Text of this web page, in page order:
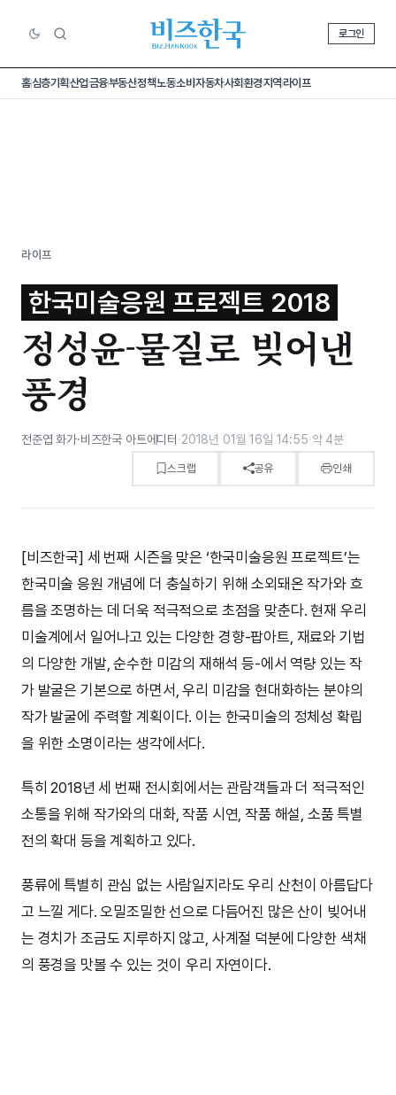
로그인
홈심층기획산업금융부동산정책노동소비 자동차사회환경지역라이프
라이프
한국미술응원 프로젝트 2018
정성윤-물질로 빚어낸
풍경
전준엽 화가·비즈한국 아트에디터 ·2018년 01월 16일 14:55·약 4분
스크랩 공유 인쇄
[비즈한국] 세 번째 시즌을 맞은 ‘한국미술응원 프로젝트’는
한국미술 응원 개념에 더 충실하기 위해 소외돼온 작가와 흐
름을 조명하는 데 더욱 적극적으로 초점을 맞춘다. 현재 우리
미술계에서 일어나고 있는 다양한 경향-팝아트, 재료와 기법
의 다양한 개발, 순수한 미감의 재해석 등-에서 역량 있는 작
가 발굴은 기본으로 하면서, 우리 미감을 현대화하는 분야의
작가 발굴에 주력할 계획이다. 이는 한국미술의 정체성 확립
을 위한 소명이라는 생각에서다.
특히 2018년 세 번째 전시회에서는 관람객들과 더 적극적인
소통을 위해 작가와의 대화, 작품 시연, 작품 해설, 소품 특별
전의 확대 등을 계획하고 있다.
풍류에 특별히 관심 없는 사람일지라도 우리 산천이 아름답다
고 느낄 게다. 오밀조밀한 선으로 다듬어진 많은 산이 빚어내
는 경치가 조금도 지루하지 않고, 사계절 덕분에 다양한 색채
의 풍경을 맛볼 수 있는 것이 우리 자연이다.